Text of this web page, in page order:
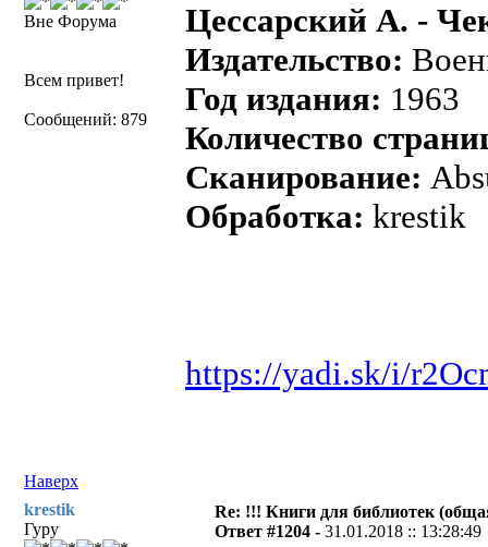
Вне Форума
Всем привет!
Сообщений: 879
Цессарский А. -
Издательство:
Год издания: 1963
Количество
Сканирование:
Обработка: krestik
https://yadi.sk/i/
Наверх
krestik
Гуру
Re: !!! Книги для библиотек
Ответ #1204 -31.01.2018 :: 13:28:49